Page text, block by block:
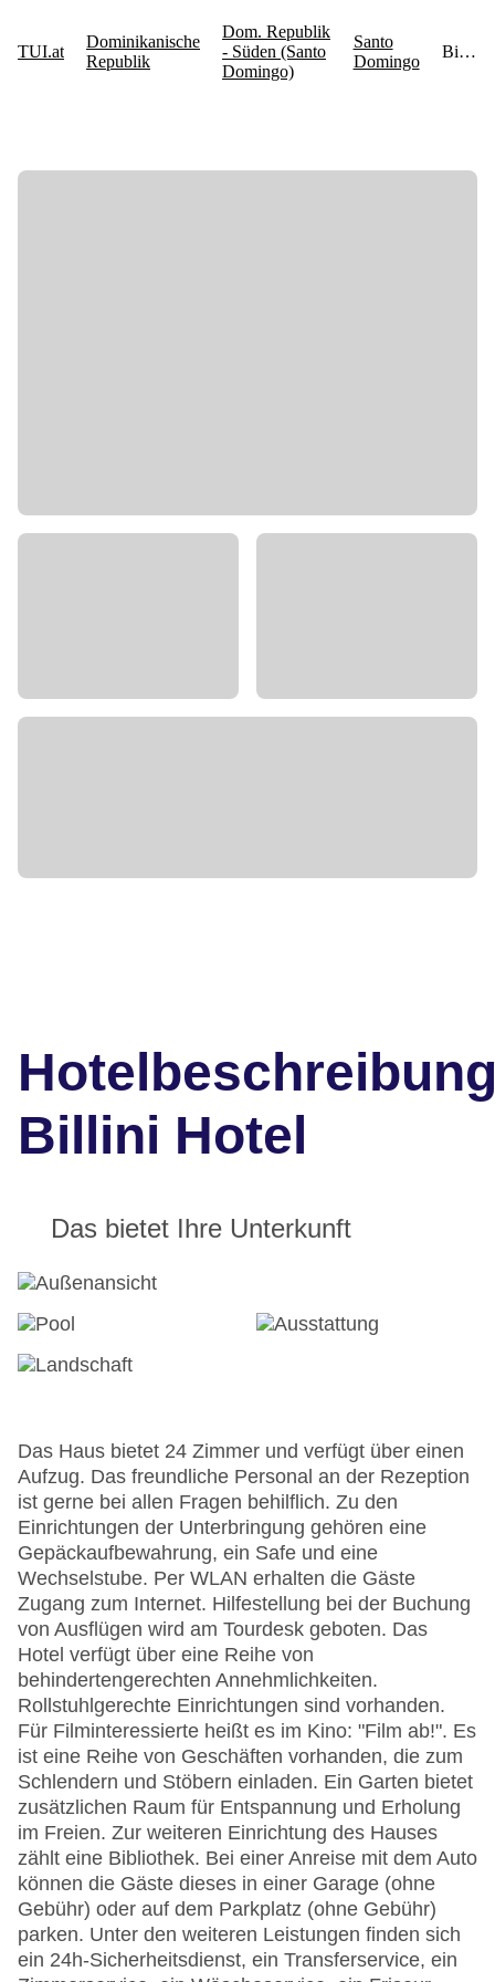
Billini Hotel
Das bietet Ihre Unterkunft
Das Haus bietet 24 Zimmer und verfügt über einen
Aufzug. Das freundliche Personal an der Rezeption
ist gerne bei allen Fragen behilflich. Zu den
Einrichtungen der Unterbringung gehören eine
Gepäckaufbewahrung, ein Safe und eine
Wechselstube. Per WLAN erhalten die Gäste
Zugang zum Internet. Hilfestellung bei der Buchung
von Ausflügen wird am Tourdesk geboten. Das
Hotel verfügt über eine Reihe von
behindertengerechten Annehmlichkeiten.
Rollstuhlgerechte Einrichtungen sind vorhanden.
Für Filminteressierte heißt es im Kino: "Film ab!". Es
ist eine Reihe von Geschäften vorhanden, die zum
Schlendern und Stöbern einladen. Ein Garten bietet
zusätzlichen Raum für Entspannung und Erholung
im Freien. Zur weiteren Einrichtung des Hauses
zählt eine Bibliothek. Bei einer Anreise mit dem Auto
können die Gäste dieses in einer Garage (ohne
Gebühr) oder auf dem Parkplatz (ohne Gebühr)
parken. Unter den weiteren Leistungen finden sich
ein 24h-Sicherheitsdienst, ein Transferservice, ein